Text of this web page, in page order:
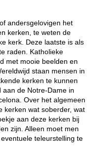
andersgelovigen het
kerken, te weten de
kerk. Deze laatste is als
raden. Katholieke
met mooie beelden en
staan mensen in
kerken te kunnen
aan de Notre-Dame in
Over het algemeen
kerken wat soberder, wat
aan deze kerken bij
zijn. Alleen moet men
teleurstelling te